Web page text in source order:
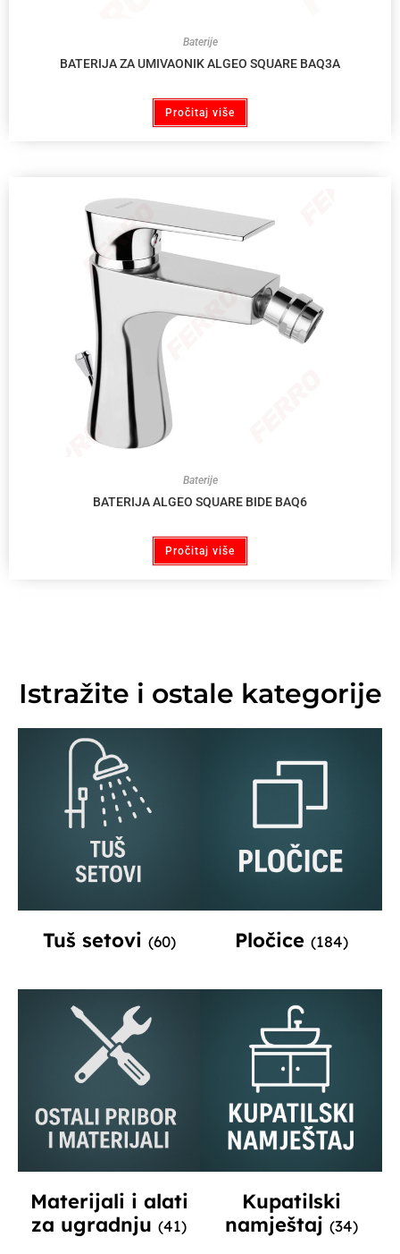
Baterije
BATERIJA ZA UMIVAONIK ALGEO SQUARE BAQ3A
Pročitaj više
Baterije
BATERIJA ALGEO SQUARE BIDE BAQ6
Pročitaj više
Istražite i ostale kategorije
Tuš setovi (60) Pločice (184)
Materijali i alati
za ugradnju (41)
Kupatilski
namještaj (34)